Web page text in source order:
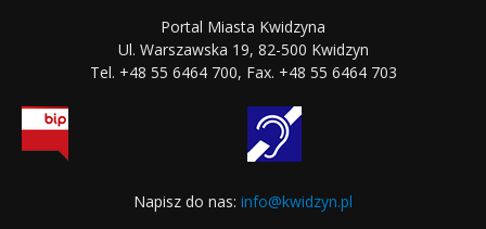
Portal Miasta Kwidzyna
Ul. Warszawska 19, 82-500 Kwidzyn
Tel. +48 55 6464 700, Fax. +48 55 6464 703
Napisz do nas: info@kwidzyn.pl